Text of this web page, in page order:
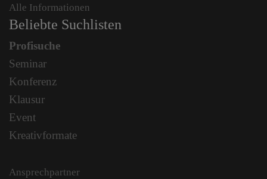
Alle Informationen
Beliebte Suchlisten
Profisuche
Seminar
Konferenz
Klausur
Event
Kreativformate
Ansprechpartner